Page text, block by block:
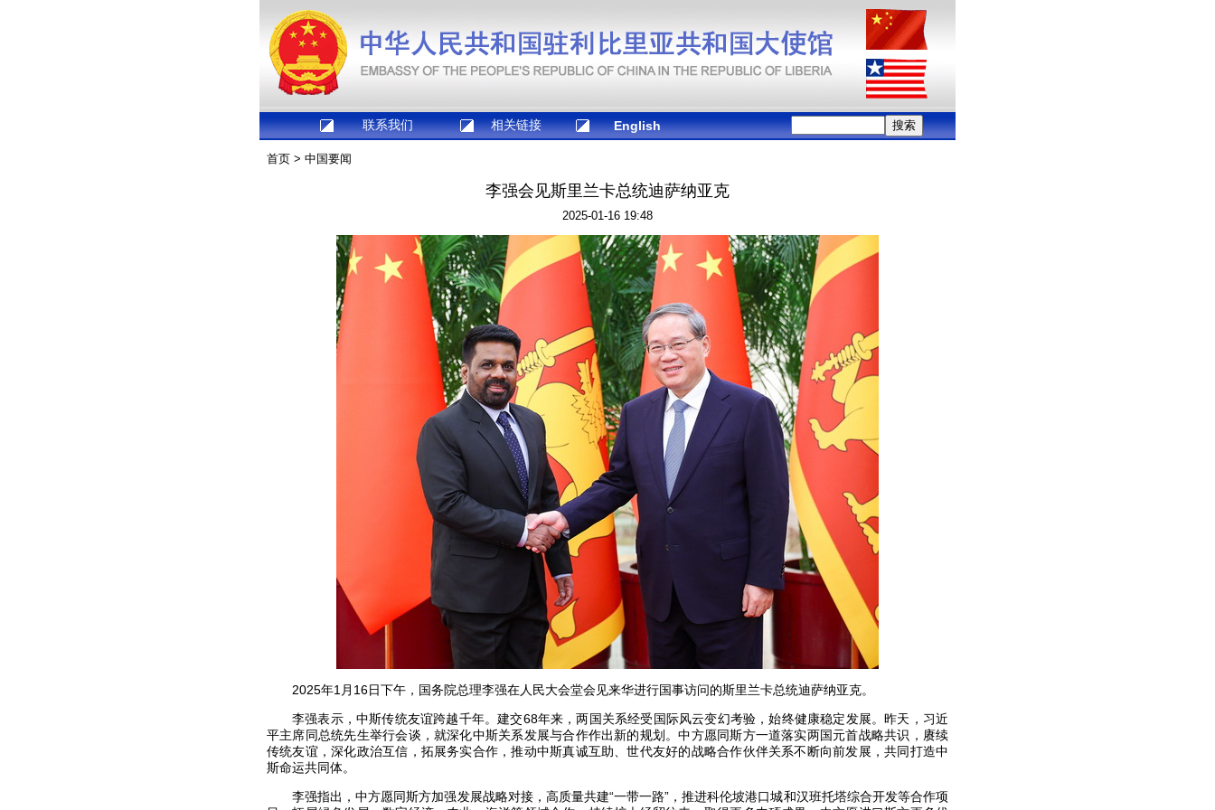
联系我们 相关链接 English
首页 > 中国要闻
李强会见斯里兰卡总统迪萨纳亚克
2025-01-16 19:48
2025年1月16日下午，国务院总理李强在人民大会堂会见来华进行国事访问的斯里兰卡总统迪萨纳亚克。
李强表示，中斯传统友谊跨越千年。建交68年来，两国关系经受国际风云变幻考验，始终健康稳定发展。昨天，习近
平主席同总统先生举行会谈，就深化中斯关系发展与合作作出新的规划。中方愿同斯方一道落实两国元首战略共识，赓续
传统友谊，深化政治互信，拓展务实合作，推动中斯真诚互助、世代友好的战略合作伙伴关系不断向前发展，共同打造中
斯命运共同体。
李强指出，中方愿同斯方加强发展战略对接，高质量共建“一带一路”，推进科伦坡港口城和汉班托塔综合开发等合作项